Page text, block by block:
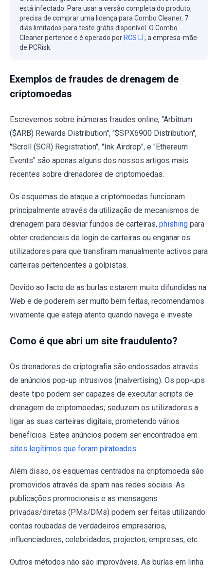
está infectado. Para usar a versão completa do produto,
precisa de comprar uma licença para Combo Cleaner. 7
dias limitados para teste grátis disponível. O Combo
Cleaner pertence e é operado por RCS LT, a empresa-mãe
de PCRisk.
Exemplos de fraudes de drenagem de
criptomoedas
Escrevemos sobre inúmeras fraudes online; "Arbitrum
($ARB) Rewards Distribution", "$SPX6900 Distribution",
"Scroll (SCR) Registration", "Ink Airdrop", e "Ethereum
Events" são apenas alguns dos nossos artigos mais
recentes sobre drenadores de criptomoedas.
Os esquemas de ataque a criptomoedas funcionam
principalmente através da utilização de mecanismos de
drenagem para desviar fundos de carteiras, phishing para
obter credenciais de login de carteiras ou enganar os
utilizadores para que transfiram manualmente activos para
carteiras pertencentes a golpistas.
Devido ao facto de as burlas estarem muito difundidas na
Web e de poderem ser muito bem feitas, recomendamos
vivamente que esteja atento quando navega e investe.
Como é que abri um site fraudulento?
Os drenadores de criptografia são endossados através
de anúncios pop-up intrusivos (malvertising). Os pop-ups
deste tipo podem ser capazes de executar scripts de
drenagem de criptomoedas; seduzem os utilizadores a
ligar as suas carteiras digitais, prometendo vários
benefícios. Estes anúncios podem ser encontrados em
sites legítimos que foram pirateados.
Além disso, os esquemas centrados na criptomoeda são
promovidos através de spam nas redes sociais. As
publicações promocionais e as mensagens
privadas/diretas (PMs/DMs) podem ser feitas utilizando
contas roubadas de verdadeiros empresários,
influenciadores, celebridades, projectos, empresas, etc.
Outros métodos não são improváveis. As burlas em linha